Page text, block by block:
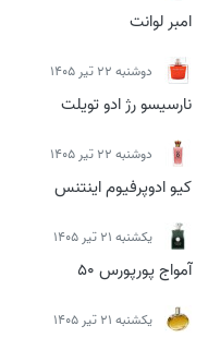
امبر لوانت
دوشنبه 22 تیر 1405
نارسیسو رژ ادو تویلت
دوشنبه 22 تیر 1405
کیو ادوپرفیوم اینتنس
يكشنبه 21 تیر 1405
آمواج پورپورس 50
يكشنبه 21 تیر 1405